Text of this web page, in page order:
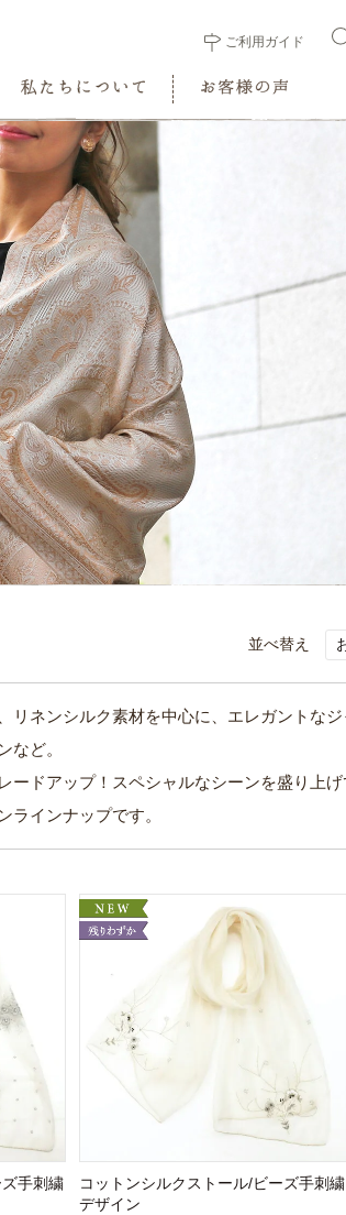
ご利用ガイド
並べ替え
ネンシルク素材を中心に、エレガントなジ
など。
ドアップ！スペシャルなシーンを盛り上げ
インナップです。
手刺繍
コットンシルクストール/ビーズ手刺繍
デザイン